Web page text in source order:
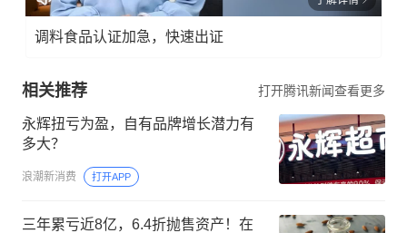
调料食品认证加急，快速出证
相关推荐 打开腾讯新闻查看更多
永辉扭亏为盈，自有品牌增长潜力有
多大？
浪潮新消费 打开APP
三年累亏近8亿，6.4折抛售资产！在